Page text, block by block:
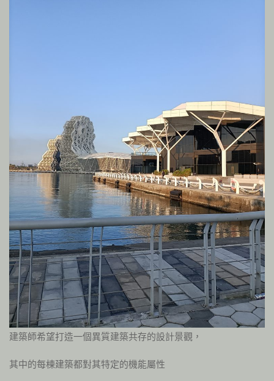
建築師希望打造一個異質建築共存的設計景觀，
其中的每棟建築都對其特定的機能屬性